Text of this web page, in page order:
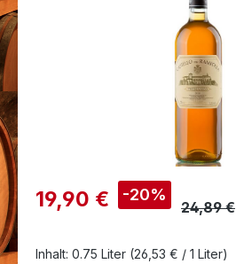
Verkaufspreis:
19,90 € -20%
24,89 €
Inhalt: 0.75 Liter (26,53 € / 1 Liter)